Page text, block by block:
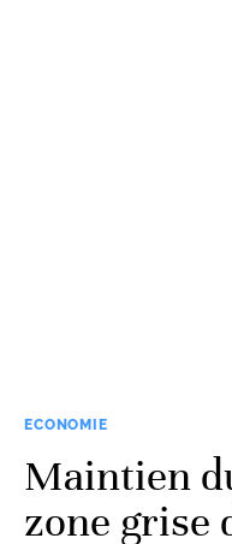
ECONOMIE
Maintien
zone grise